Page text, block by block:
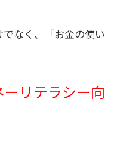
なく、「お金の使い
リテラシー向